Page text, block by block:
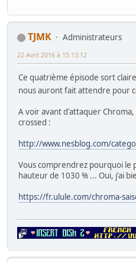
TJMK
Administrateurs
22 Avril 2016 à 15:13:12
Ce quatrième épisode sort
nous auront fait attendre pour
A voir avant d'attaquer
crossed :
http://www.nesblog.com/
Vous comprendrez pourquoi le
hauteur de 1030 % ... Oui, j'ai
https://fr.ulule.com/chroma-